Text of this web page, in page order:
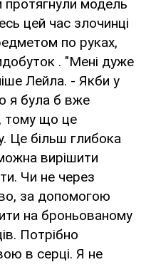
протягнули модель
цей час злочинці
по руках,
. "Мені дуже
Лейла. - Якби у
я була б вже
тому що це
Це більш глибока
вирішити
Чи не через
за допомогою
на броньованому
Потрібно
в серці. Я не